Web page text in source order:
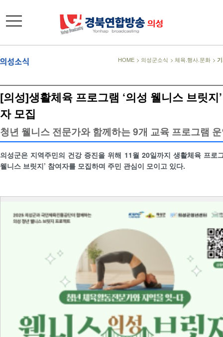
toggle
navigation
HOME > 의성군소식 > 체육.행사.문화 >
[의성]생활체육 프로그램 ‘의성 웰니스 브릿지
자 모집
청년 웰니스 전문가와 함께하는 9개 교육 프로그램
의성군은 지역주민의 건강 증진을 위해 11월 20일까지 생활체육 프로
웰니스 브릿지’ 참여자를 모집하며 주민 관심이 모이고 있다.